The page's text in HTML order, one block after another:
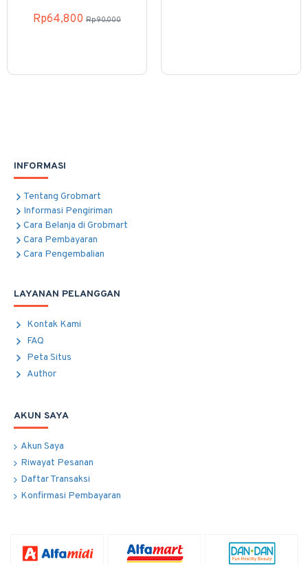
Rp64,800 Rp90,000
INFORMASI
Tentang Grobmart
Informasi Pengiriman
Cara Belanja di Grobmart
Cara Pembayaran
Cara Pengembalian
LAYANAN PELANGGAN
Kontak Kami
FAQ
Peta Situs
Author
AKUN SAYA
Akun Saya
Riwayat Pesanan
Daftar Transaksi
Konfirmasi Pembayaran